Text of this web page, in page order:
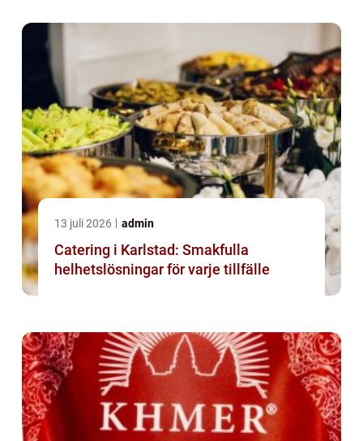
13 juli 2026 admin
Catering i Karlstad: Smakfulla
helhetslösningar för varje tillfälle